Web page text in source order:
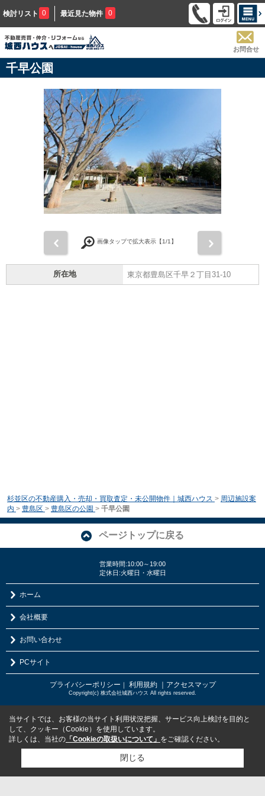
検討リスト 0 最近見た物件 0
お問合せ
千早公園
画像タップで拡大表示【1/1】
所在地 東京都豊島区千早２丁目31-10
杉並区の不動産購入・売却・買取査定・未公開物件｜城西ハウス > 周辺施設案
内 > 豊島区 > 豊島区の公園 > 千早公園
ページトップに戻る
営業時間:10:00～19:00
定休日:火曜日・水曜日
ホーム
会社概要
お問い合わせ
PCサイト
プライバシーポリシー ｜ 利用規約 ｜アクセスマップ
Copyright(c) 株式会社城西ハウス All rights reserved.
当サイトでは、お客様の当サイト利用状況把握、サービス向上検討を目的と
して、クッキー（Cookie）を使用しています。
詳しくは、当社の 「Cookieの取扱いについて」 をご確認ください。
閉じる